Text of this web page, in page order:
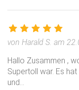
Alle Zimmer,
auf neustem
Dusche
von Harald S. am
Hallo Zusammen ,
Supertoll war. Es
und...